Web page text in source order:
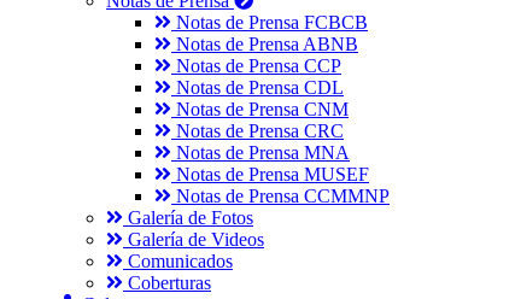
Notas de Prensa FCBCB
Notas de Prensa ABNB
Notas de Prensa CCP
Notas de Prensa CDL
Notas de Prensa CNM
Notas de Prensa CRC
Notas de Prensa MNA
Notas de Prensa MUSEF
Notas de Prensa CCMMNP
Galería de Fotos
Galería de Videos
Comunicados
Coberturas